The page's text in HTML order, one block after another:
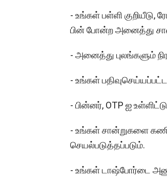
- உங்கள் பள்ளி குறியீடு,
பின் போன்ற அனைத்து
- அனைத்து புலங்களும்
- உங்கள்
- பின்னர், OTP ஐ
- உங்கள் சான்றுகளை
செயல்படுத்தப்படும்.
- உங்கள் டாஷ்போர்டை